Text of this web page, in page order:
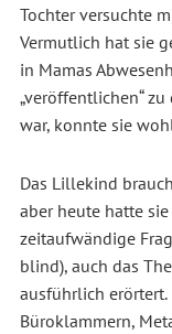
Tochter versuchte
Vermutlich hat sie
in Mamas
„veröffentlichen“
war, konnte sie
Das Lillekind
aber heute hatte
zeitaufwändige
blind), auch das
ausführlich
Büroklammern,